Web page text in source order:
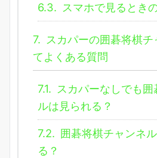
6.3. スマホで見るとき
7. スカパーの囲碁将棋
てよくある質問
7.1. スカパーなしでも
ルは見られる？
7.2. 囲碁将棋チャンネ
る？